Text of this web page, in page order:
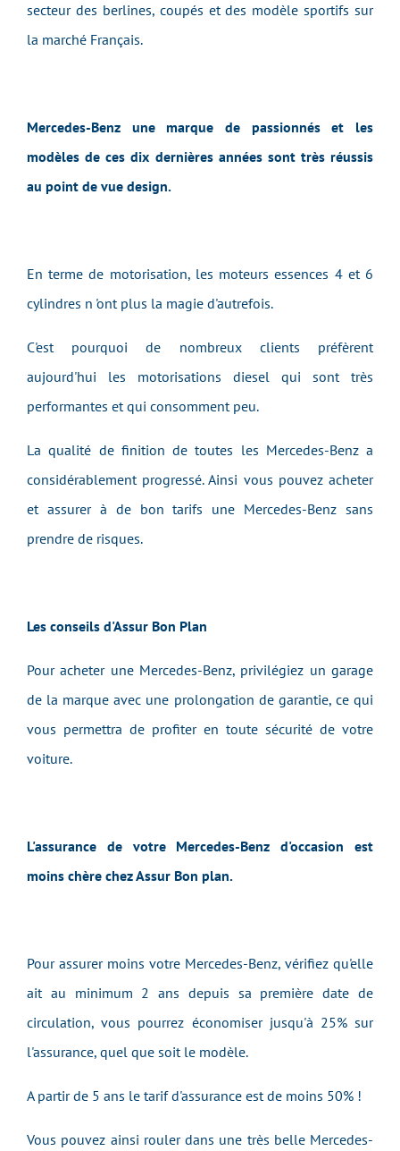
secteur des berlines, coupés et des modèle sportifs sur
la marché Français.
Mercedes-Benz une marque de passionnés et les
modèles de ces dix dernières années sont très réussis
au point de vue design.
En terme de motorisation, les moteurs essences 4 et 6
cylindres n 'ont plus la magie d'autrefois.
C'est pourquoi de nombreux clients préfèrent
aujourd'hui les motorisations diesel qui sont très
performantes et qui consomment peu.
La qualité de finition de toutes les Mercedes-Benz a
considérablement progressé. Ainsi vous pouvez acheter
et assurer à de bon tarifs une Mercedes-Benz sans
prendre de risques.
Les conseils d'Assur Bon Plan
Pour acheter une Mercedes-Benz, privilégiez un garage
de la marque avec une prolongation de garantie, ce qui
vous permettra de profiter en toute sécurité de votre
voiture.
L'assurance de votre Mercedes-Benz d'occasion est
moins chère chez Assur Bon plan.
Pour assurer moins votre Mercedes-Benz, vérifiez qu'elle
ait au minimum 2 ans depuis sa première date de
circulation, vous pourrez économiser jusqu'à 25% sur
l'assurance, quel que soit le modèle.
A partir de 5 ans le tarif d'assurance est de moins 50% !
Vous pouvez ainsi rouler dans une très belle Mercedes-